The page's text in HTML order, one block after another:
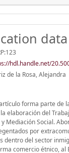
data
hdl.handle.net/
de la Rosa, Alejandra
forma parte de
elaboración del
Mediación Social.
por
dentro del sector
comercio étnico, al